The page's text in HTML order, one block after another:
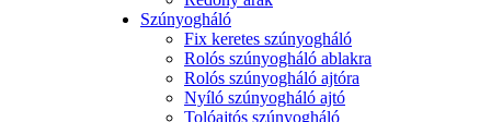
Szúnyogháló
Fix keretes szúnyogháló
Rolós szúnyogháló ablakra
Rolós szúnyogháló ajtóra
Nyíló szúnyogháló ajtó
Tolóajtós szúnyogháló